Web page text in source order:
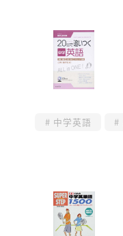
中学英語